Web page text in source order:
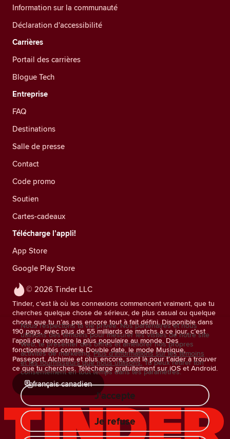
© 2026 Tinder LLC
Tinder, c’est là où les connexions commencent vraiment, que tu
cherches quelque chose de sérieux, de plus casual ou quelque
chose que tu n’as pas encore tout à fait défini. Disponible dans
190 pays, avec plus de 55 milliards de matchs à ce jour, c’est
l’appli de rencontre la plus populaire au monde. Des
fonctionnalités comme Double date, le mode Musique,
Passeport, Alchimie et plus encore, sont là pour t'aider à trouver
ce que tu cherches. Télécharge gratuitement sur iOS et Android.
français canadien
Information sur la communauté
Déclaration d'accessibilité
Carrières
Portail des carrières
Blogue Tech
Entreprise
FAQ
Destinations
Salle de presse
Contact
Code promo
Soutien
Cartes-cadeaux
Télécharge l’appli!
App Store
Google Play Store
Nous respectons ta vie privée. Nos partenaires et nous
utilisons des témoins pour mesurer les visites de notre site
Web, te présenter des offres et améliorer nos propres
activités de marketing. Plus d'informations sur les témoins
et les fournisseurs que nous utilisons. Tu peux retirer ton
consentement en tout temps dans tes paramètres.
J'accepte
Je refuse